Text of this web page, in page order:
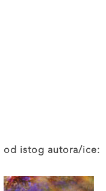
od istog autora/ice: